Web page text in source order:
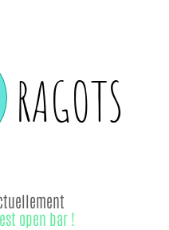
RAGOTS
open bar !